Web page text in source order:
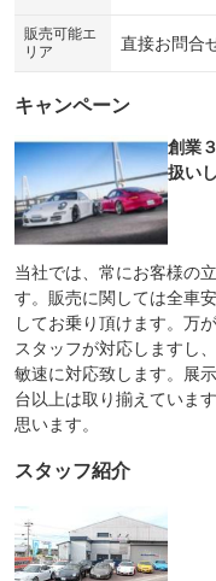
販売可能エ
リア
直接お問合
キャンペーン
創業
扱い
当社では、常にお客様の
す。販売に関しては全車
してお乗り頂けます。万
スタッフが対応しますし
敏速に対応致します。展
台以上は取り揃えていま
思います。
スタッフ紹介